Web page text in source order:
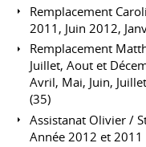
Remplacement
2011, Juin 2012,
Remplacement
Juillet, Aout et
Avril, Mai, Juin,
(35)
Assistanat Olivier /
Année 2012 et 2011